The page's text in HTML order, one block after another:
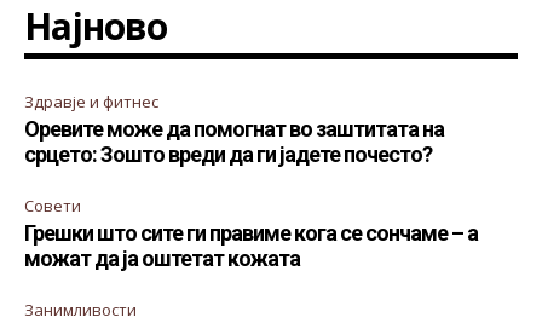
Најново
Здравје и фитнес
Оревите може да помогнат во заштитата на
срцето: Зошто вреди да ги јадете почесто?
Совети
Грешки што сите ги правиме кога се сончаме – а
можат да ја оштетат кожата
Занимливости